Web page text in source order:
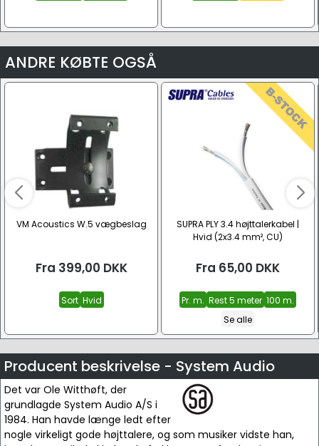
ANDRE KØBTE OGSÅ
VM Acoustics W.5 vægbeslag
Fra 399,00 DKK
Sort Hvid
SUPRA PLY 3.4 højttalerkabel |
Hvid (2x3.4 mm², CU)
Fra 65,00 DKK
Pr. m. Rest 5 meter 100 m.
Se alle
Producent beskrivelse - System Audio
Det var Ole Witthøft, der
grundlagde System Audio A/S i
1984. Han havde længe ledt efter
nogle virkeligt gode højttalere, og som musiker vidste han,